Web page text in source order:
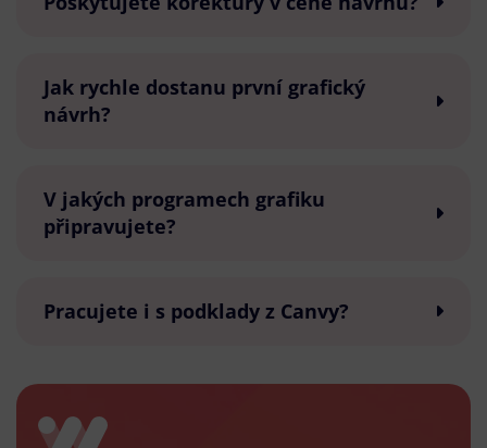
Jak rychle dostanu první grafický
návrh?
V jakých programech grafiku
připravujete?
Pracujete i s podklady z Canvy?